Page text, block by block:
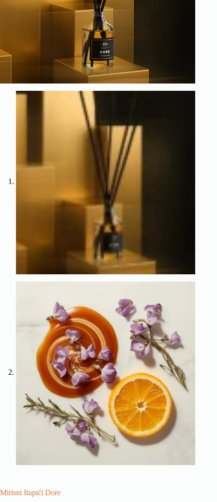
Mirisni štapići Dore